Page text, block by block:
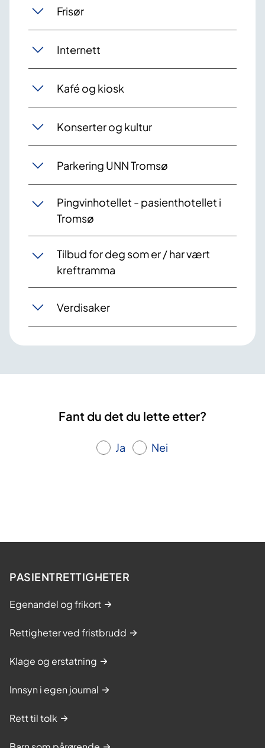
Frisør
Internett
Kafé og kiosk
Konserter og kultur
Parkering UNN Tromsø
Pingvinhotellet - pasienthotellet i
Tromsø
Tilbud for deg som er / har vært
kreftramma
Verdisaker
Fant du det du lette etter?
Ja Nei
PASIENTRETTIGHETER
Egenandel og frikort
Rettigheter ved fristbrudd
Klage og erstatning
Innsyn i egen journal
Rett til tolk